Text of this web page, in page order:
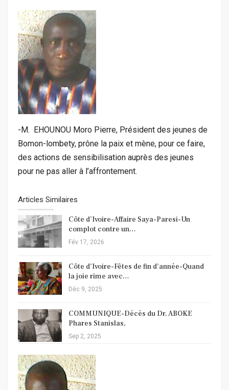
-M. EHOUNOU Moro Pierre, Président des jeunes de
Bomon-lombety, prône la paix et mène, pour ce faire,
des actions de sensibilisation auprès des jeunes
pour ne pas aller à l’affrontement.
Articles Similaires
Côte d’Ivoire-Affaire Saya-Paresi-Un
complot contre un…
Fév 17, 2026
Côte d’Ivoire-Fêtes de fin d’année-Quand
la joie rime avec…
Déc 9, 2025
COMMUNIQUE-Décès du Dr. ABOKE
Phares Stanislas,
Sep 2, 2025